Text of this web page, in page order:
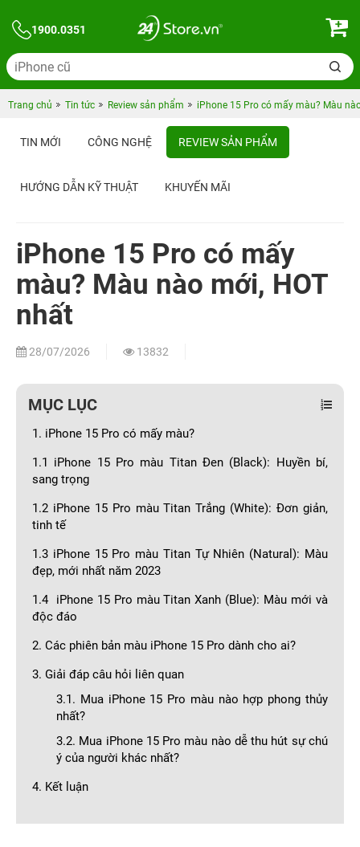
1900.0351
Trang chủ Tin tức Review sản phẩm iPhone 15 Pro có mấy màu? Màu
TIN MỚI CÔNG NGHỆ REVIEW SẢN PHẨM
HƯỚNG DẪN KỸ THUẬT KHUYẾN MÃI
iPhone 15 Pro có mấy
màu? Màu nào mới, HOT
nhất
28/07/2026 13832
MỤC LỤC
1. iPhone 15 Pro có mấy màu?
1.1 iPhone 15 Pro màu Titan Đen (Black): Huyền bí,
sang trọng
1.2 iPhone 15 Pro màu Titan Trắng (White): Đơn giản,
tinh tế
1.3 iPhone 15 Pro màu Titan Tự Nhiên (Natural): Màu
đẹp, mới nhất năm 2023
1.4 iPhone 15 Pro màu Titan Xanh (Blue): Màu mới và
độc đáo
2. Các phiên bản màu iPhone 15 Pro dành cho ai?
3. Giải đáp câu hỏi liên quan
3.1. Mua iPhone 15 Pro màu nào hợp phong thủy
nhất?
3.2. Mua iPhone 15 Pro màu nào dễ thu hút sự chú
ý của người khác nhất?
4. Kết luận